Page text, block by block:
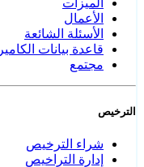
الميزات
الأعمال
الأسئلة الشائعة
قاعدة بيانات الكاميرا
مجتمع
الترخيص
شراء الترخيص
إدارة التراخيص